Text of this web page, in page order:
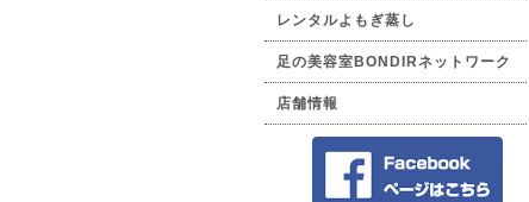
レンタルよもぎ蒸し
足の美容室BONDIRネットワーク
店舗情報